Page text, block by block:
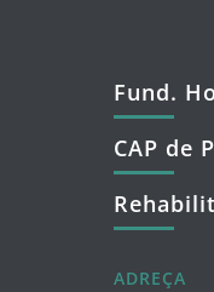
Fund.
CAP de
ADREÇA